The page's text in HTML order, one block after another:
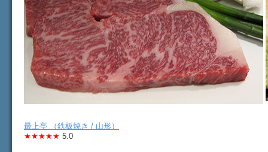
最上亭 （鉄板焼き / 山形）
★★★★★ 5.0